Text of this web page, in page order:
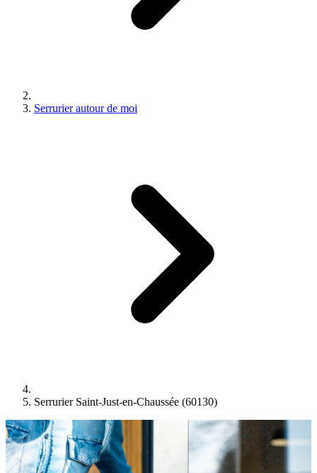
Serrurier autour de moi
Serrurier Saint-Just-en-Chaussée (60130)